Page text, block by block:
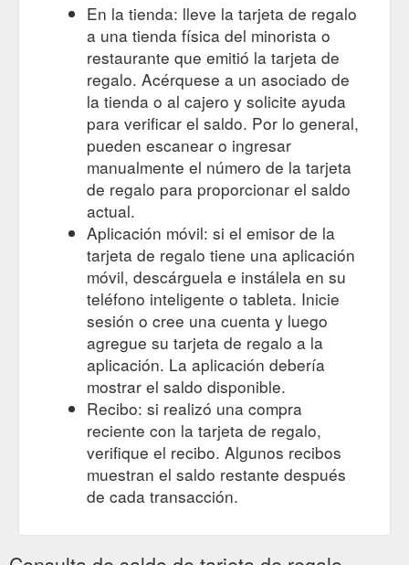
En la tienda: lleve la tarjeta de regalo
a una tienda física del minorista o
restaurante que emitió la tarjeta de
regalo. Acérquese a un asociado de
la tienda o al cajero y solicite ayuda
para verificar el saldo. Por lo general,
pueden escanear o ingresar
manualmente el número de la tarjeta
de regalo para proporcionar el saldo
actual.
Aplicación móvil: si el emisor de la
tarjeta de regalo tiene una aplicación
móvil, descárguela e instálela en su
teléfono inteligente o tableta. Inicie
sesión o cree una cuenta y luego
agregue su tarjeta de regalo a la
aplicación. La aplicación debería
mostrar el saldo disponible.
Recibo: si realizó una compra
reciente con la tarjeta de regalo,
verifique el recibo. Algunos recibos
muestran el saldo restante después
de cada transacción.